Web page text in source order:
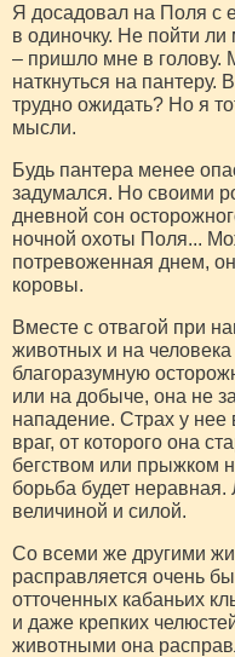
Я досадовал на Поля с
в одиночку. Не пойти
– пришло мне в голову.
наткнуться на пантеру.
трудно ожидать? Но я
мысли.
Будь пантера менее
задумался. Но своими
дневной сон
ночной охоты Поля...
потревоженная днем,
коровы.
Вместе с отвагой при
животных и на
благоразумную
или на добыче, она не
нападение. Страх у нее
враг, от которого она
бегством или прыжком
борьба будет
величиной и силой.
Со всеми же другими
расправляется очень
отточенных кабаньих
и даже крепких
животными она